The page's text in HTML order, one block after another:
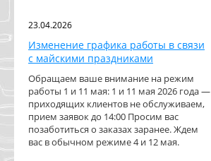
23.04.2026
Изменение графика работы в связи
с майскими праздниками
Обращаем ваше внимание на режим
работы 1 и 11 мая: 1 и 11 мая 2026 года —
приходящих клиентов не обслуживаем,
прием заявок до 14:00 Просим вас
позаботиться о заказах заранее. Ждем
вас в обычном режиме 4 и 12 мая.